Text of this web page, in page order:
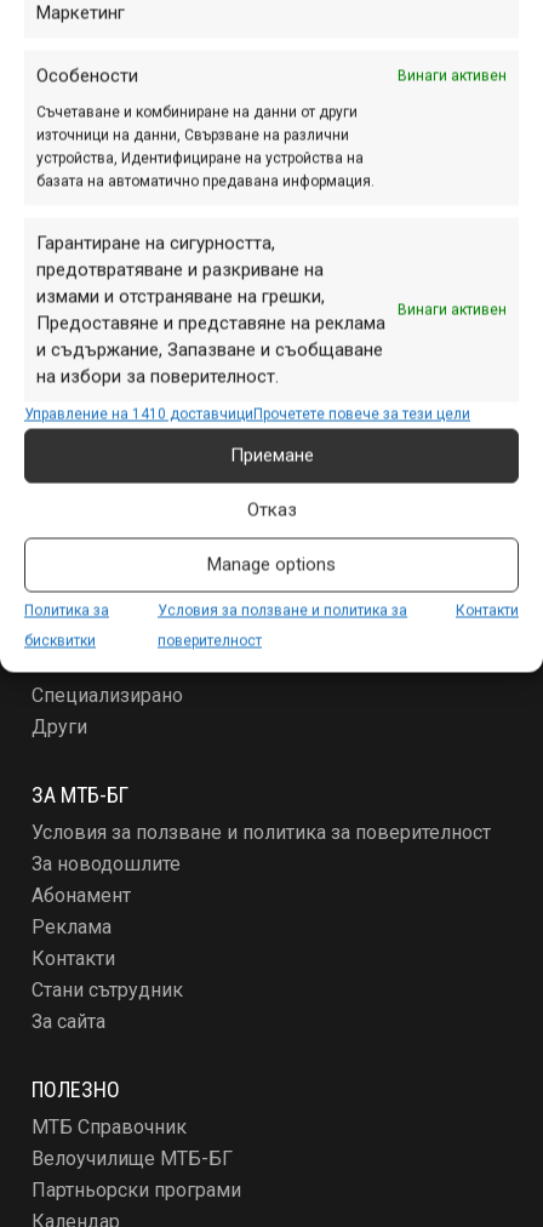
Маркетинг
Особености Винаги активен
Съчетаване и комбиниране на данни от други
източници на данни, Свързване на различни
устройства, Идентифициране на устройства на
базата на автоматично предавана информация.
Гарантиране на сигурността,
предотвратяване и разкриване на
измами и отстраняване на грешки,
Предоставяне и представяне на реклама
и съдържание, Запазване и съобщаване
на избори за поверителност.
Винаги активен
Управление на 1410 доставчициПрочетете повече за тези цели
Приемане
Отказ
Manage options
Политика за
бисквитки
Условия за ползване и политика за
поверителност
Контакти
Етикети:видео
Предишна Следваща
Начало
Продукти
Специализирано
Други
ЗА МТБ-БГ
Условия за ползване и политика за поверителност
За новодошлите
Абонамент
Реклама
Контакти
Стани сътрудник
За сайта
ПОЛЕЗНО
МТБ Справочник
Велоучилище МТБ-БГ
Партньорски програми
Календар